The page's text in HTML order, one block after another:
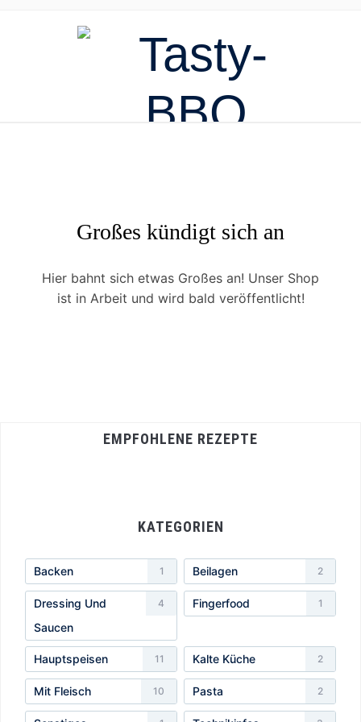
Großes kündigt sich an
Hier bahnt sich etwas Großes an! Unser Shop
ist in Arbeit und wird bald veröffentlicht!
EMPFOHLENE REZEPTE
KATEGORIEN
Backen 1 Beilagen 2
Dressing Und
Saucen
4 Fingerfood 1
Hauptspeisen 11 Kalte Küche 2
Mit Fleisch 10 Pasta 2